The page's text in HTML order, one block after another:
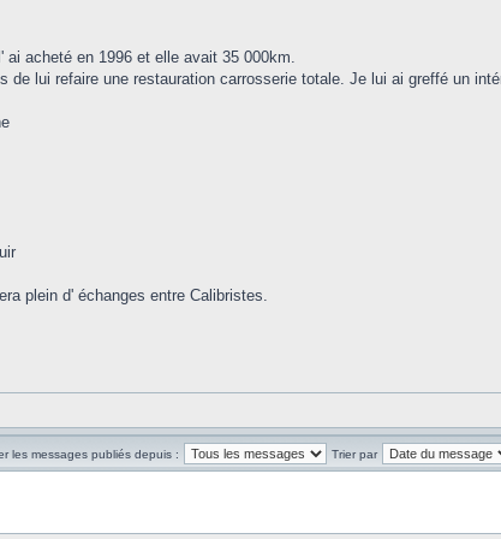
acheté en 1996 et elle avait 35 000km.
de lui refaire une restauration carrosserie totale. Je lui ai greffé un
plein d' échanges entre Calibristes.
les messages publiés depuis : Trier par